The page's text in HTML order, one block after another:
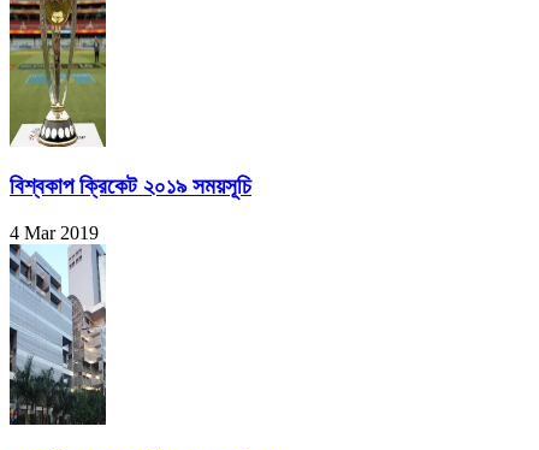
বিশ্বকাপ ক্রিকেট ২০১৯ সময়সূচি
4 Mar 2019